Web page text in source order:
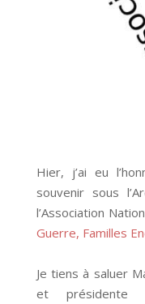
Hier, j’ai eu
souvenir sous
l’Association
Guerre, Familles
Je tiens à saluer
et présidente